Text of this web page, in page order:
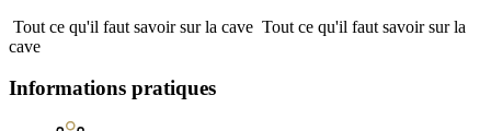
Tout ce qu'il faut savoir sur la cave Tout ce qu'il faut savoir sur la
cave
Informations pratiques